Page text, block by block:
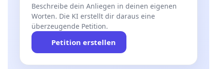
Beschreibe dein Anliegen in deinen eigenen
Worten. Die KI erstellt dir daraus eine
überzeugende Petition.
Petition erstellen